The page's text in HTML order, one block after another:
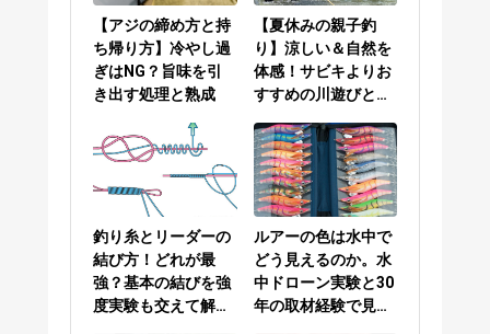
【アジの締め方と持
ち帰り方】冷やし過
ぎはNG？旨味を引
き出す処理と熟成
【夏休みの親子釣
り】涼しい＆自然を
体感！サビキよりお
すすめの川遊びと
釣り糸とリーダーの
結び方！どれが最
強？基本の結びを強
度実験も交えて解説
ルアーの色は水中で
どう見えるのか。水
中ドローン実験と30
年の取材経験で見え